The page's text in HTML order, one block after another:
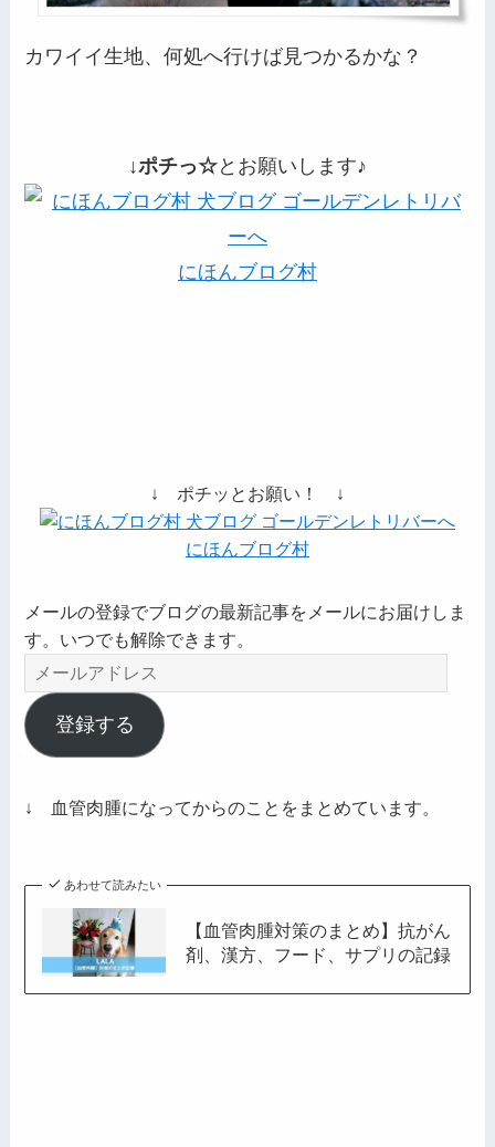
カワイイ生地、何処へ行けば見つかるかな？
↓ポチっ☆とお願いします♪
にほんブログ村
↓ ポチッとお願い！ ↓
にほんブログ村
メールの登録でブログの最新記事をメールにお届けしま
す。いつでも解除できます。
メ
ー
ル
ア
レ
登録する
↓ 血管肉腫になってからのことをまとめています。
あわせて読みたい
【血管肉腫対策のまとめ】抗がん
剤、漢方、フード、サプリの記録